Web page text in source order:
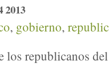
2013
, gobierno,
los republicanos